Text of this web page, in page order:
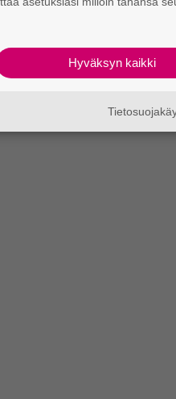
Hyväksyn kaikki